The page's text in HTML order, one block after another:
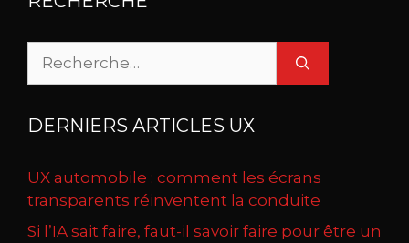
Rechercher :
DERNIERS ARTICLES UX
UX automobile : comment les écrans
transparents réinventent la conduite
Si l’IA sait faire, faut-il savoir faire pour être un